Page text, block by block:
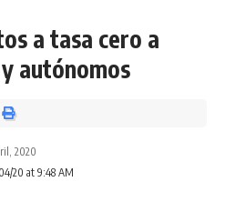
a tasa cero a
autónomos
20 at 9:48 AM
2020